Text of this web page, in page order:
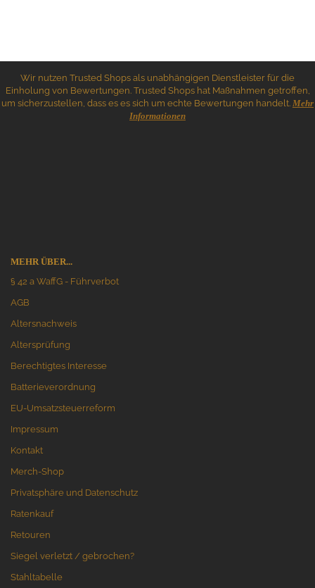
Wir nutzen Trusted Shops als unabhängigen Dienstleister für die
Einholung von Bewertungen. Trusted Shops hat Maßnahmen getroffen,
um sicherzustellen, dass es es sich um echte Bewertungen handelt. Mehr
Informationen
MEHR ÜBER...
§ 42 a WaffG - Führverbot
AGB
Altersnachweis
Altersprüfung
Berechtigtes Interesse
Batterieverordnung
EU-Umsatzsteuerreform
Impressum
Kontakt
Merch-Shop
Privatsphäre und Datenschutz
Ratenkauf
Retouren
Siegel verletzt / gebrochen?
Stahltabelle